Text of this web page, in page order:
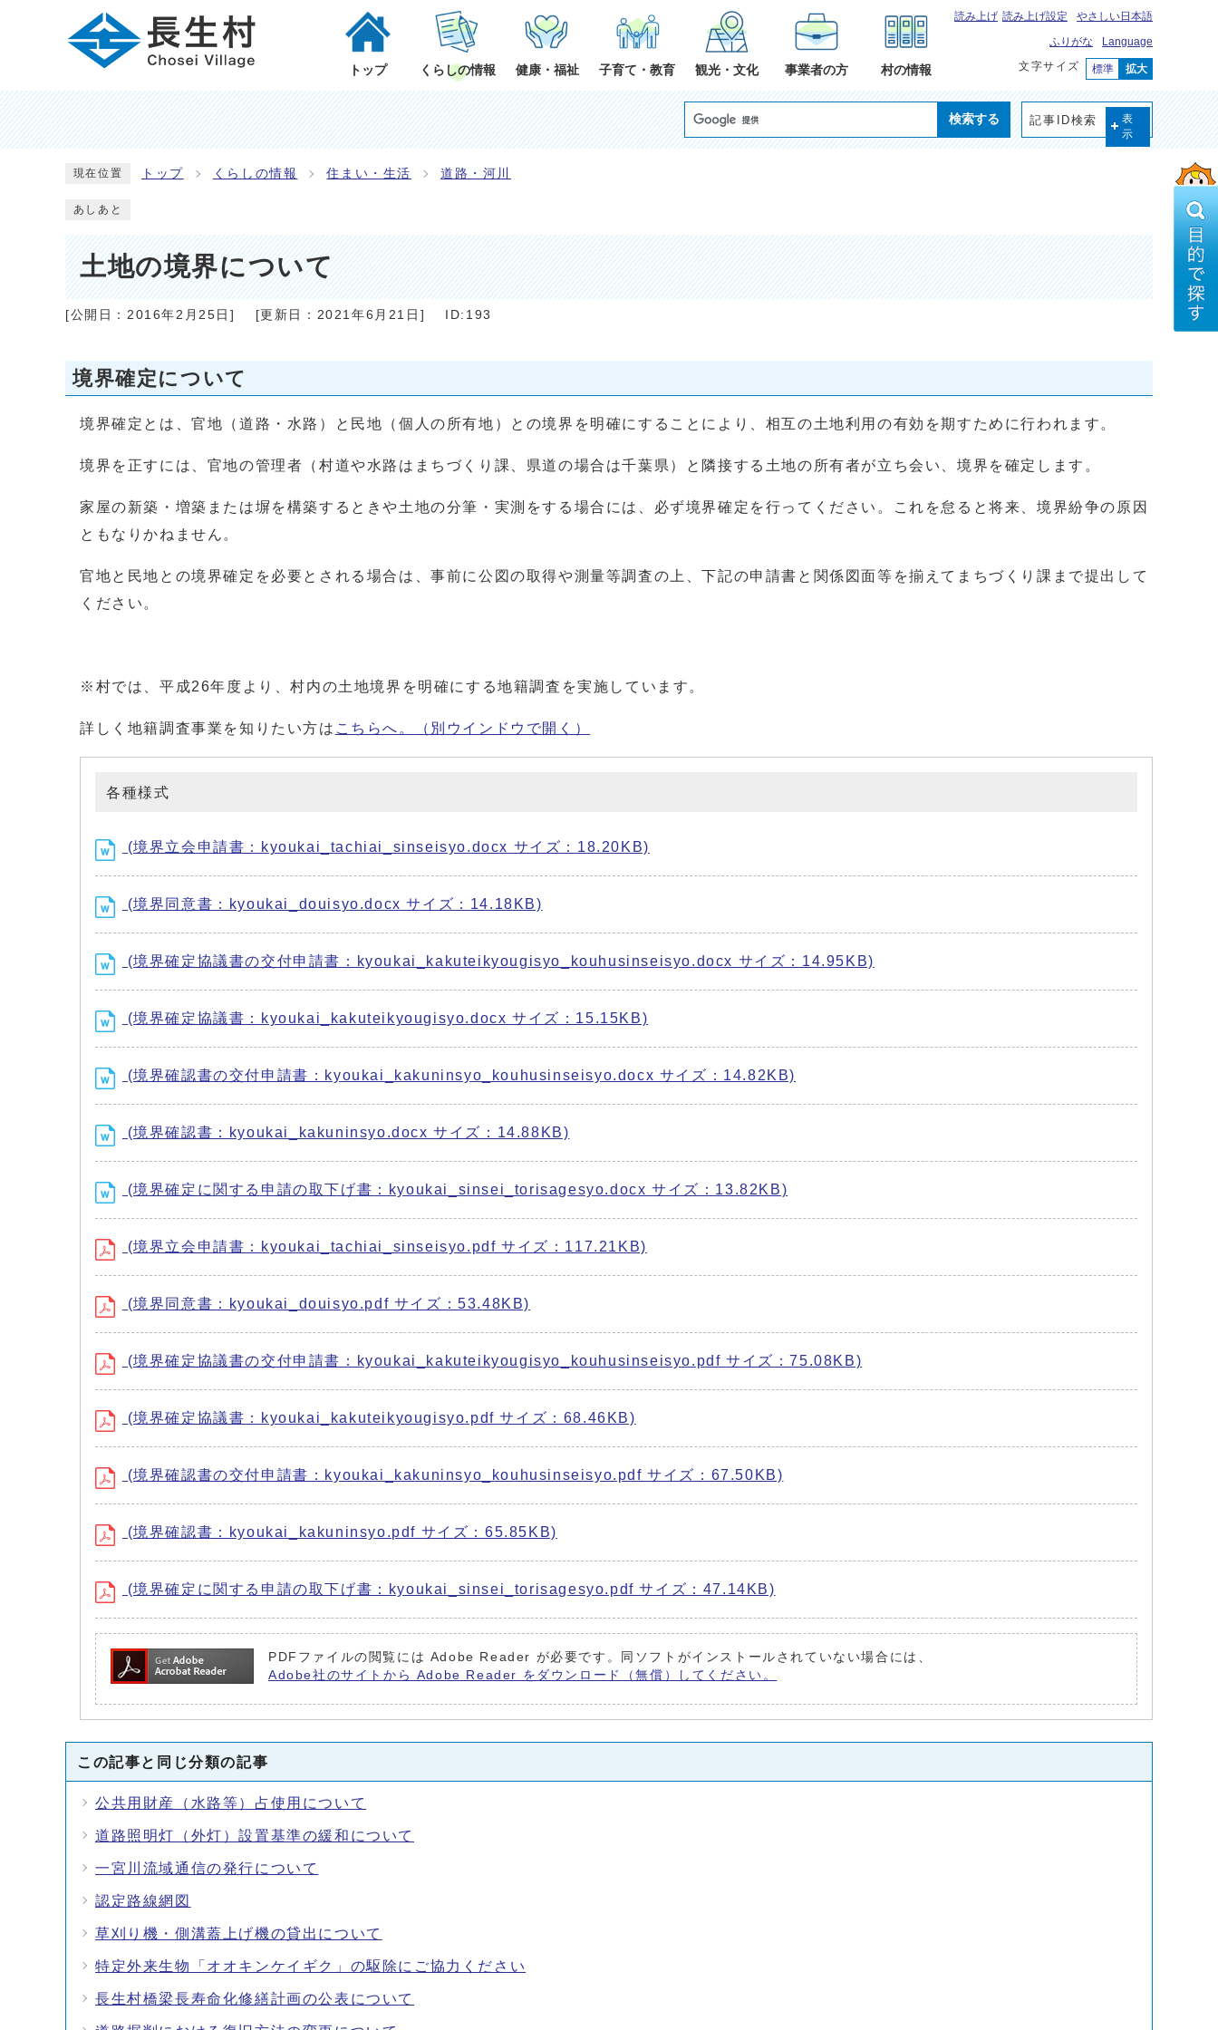
トップ くらしの情報 健康・福祉 子育て・教育 観光・文化 事業者の方 村の情報
読み上げ 読み上げ設定
やさしい日本語
ふりがな
Language
文字サイズ
標準 拡大
検索する 記事ID検索
表
示
現在位置 トップ くらしの情報 住まい・生活 道路・河川
あしあと
土地の境界について
[公開日： 2016年2月25日 ] [更新日： 2021年6月21日 ] ID:193
境界確定について
境界確定とは、官地（道路・水路）と民地（個人の所有地）との境界を明確にすることにより、相互の土地利用の有効を期すために行われます。
境界を正すには、官地の管理者（村道や水路はまちづくり課、県道の場合は千葉県）と隣接する土地の所有者が立ち会い、境界を確定します。
家屋の新築・増築または塀を構築するときや土地の分筆・実測をする場合には、必ず境界確定を行ってください。これを怠ると将来、境界紛争の原因
ともなりかねません。
官地と民地との境界確定を必要とされる場合は、事前に公図の取得や測量等調査の上、下記の申請書と関係図面等を揃えてまちづくり課まで提出して
ください。
※村では、平成26年度より、村内の土地境界を明確にする地籍調査を実施しています。
詳しく地籍調査事業を知りたい方は こちらへ。 （別ウインドウで開く）
各種様式
(境界立会申請書：kyoukai_tachiai_sinseisyo.docx サイズ：18.20KB)
(境界同意書：kyoukai_douisyo.docx サイズ：14.18KB)
(境界確定協議書の交付申請書：kyoukai_kakuteikyougisyo_kouhusinseisyo.docx サイズ：14.95KB)
(境界確定協議書：kyoukai_kakuteikyougisyo.docx サイズ：15.15KB)
(境界確認書の交付申請書：kyoukai_kakuninsyo_kouhusinseisyo.docx サイズ：14.82KB)
(境界確認書：kyoukai_kakuninsyo.docx サイズ：14.88KB)
(境界確定に関する申請の取下げ書：kyoukai_sinsei_torisagesyo.docx サイズ：13.82KB)
(境界立会申請書：kyoukai_tachiai_sinseisyo.pdf サイズ：117.21KB)
(境界同意書：kyoukai_douisyo.pdf サイズ：53.48KB)
(境界確定協議書の交付申請書：kyoukai_kakuteikyougisyo_kouhusinseisyo.pdf サイズ：75.08KB)
(境界確定協議書：kyoukai_kakuteikyougisyo.pdf サイズ：68.46KB)
(境界確認書の交付申請書：kyoukai_kakuninsyo_kouhusinseisyo.pdf サイズ：67.50KB)
(境界確認書：kyoukai_kakuninsyo.pdf サイズ：65.85KB)
(境界確定に関する申請の取下げ書：kyoukai_sinsei_torisagesyo.pdf サイズ：47.14KB)
PDFファイルの閲覧には Adobe Reader が必要です。同ソフトがインストールされていない場合には、
Adobe社のサイトから Adobe Reader をダウンロード（無償）してください。
この記事と同じ分類の記事
公共用財産（水路等）占使用について
道路照明灯（外灯）設置基準の緩和について
一宮川流域通信の発行について
認定路線網図
草刈り機・側溝蓋上げ機の貸出について
特定外来生物「オオキンケイギク」の駆除にご協力ください
長生村橋梁長寿命化修繕計画の公表について